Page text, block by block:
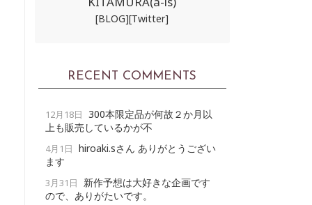
[BLOG][Twitter]
RECENT COMMENTS
12月18日 300本限定品が何故２か月以
上も販売しているかが不
4月1日 hiroaki.sさん ありがとうござい
ます
3月31日
新作予想は大好きな企画です
ので、ありがたいです。